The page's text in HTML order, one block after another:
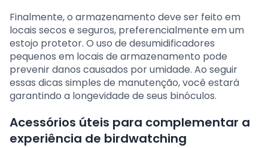
Finalmente, o armazenamento deve ser feito em
locais secos e seguros, preferencialmente em um
estojo protetor. O uso de desumidificadores
pequenos em locais de armazenamento pode
prevenir danos causados por umidade. Ao seguir
essas dicas simples de manutenção, você estará
garantindo a longevidade de seus binóculos.
Acessórios úteis para complementar a
experiência de birdwatching